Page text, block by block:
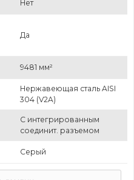
Нет
Да
9481 мм²
Нержавеющая сталь AISI
304 (V2A)
С интегрированным
соединит. разъемом
Серый